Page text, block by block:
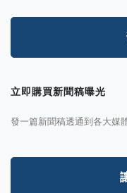
立即購買新聞稿曝光
發一篇新聞稿透通到各大媒